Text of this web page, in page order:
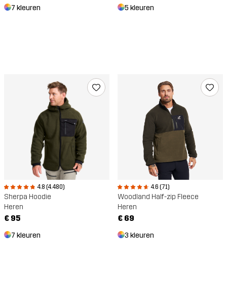
7 kleuren 5 kleuren
4.8 (4.480)
Sherpa Hoodie
Heren
€ 95
7 kleuren
4.6 (71)
Woodland Half-zip Fleece
Heren
€ 69
3 kleuren